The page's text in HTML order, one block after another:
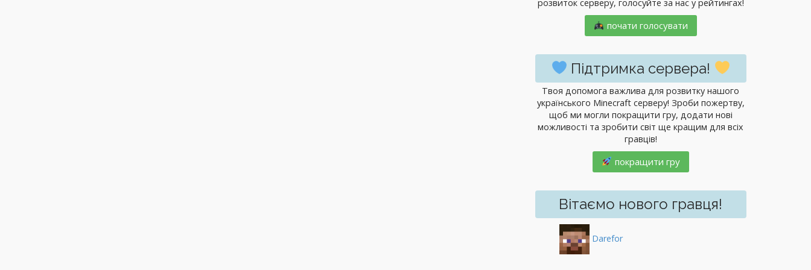
розвиток серверу, голосуйте за нас у рейтингах!
почати голосувати
Підтримка сервера!
Твоя допомога важлива для розвитку нашого
українського Minecraft серверу! Зроби пожертву,
щоб ми могли покращити гру, додати нові
можливості та зробити світ ще кращим для всіх
гравців!
покращити гру
Вітаємо нового гравця!
Darefor